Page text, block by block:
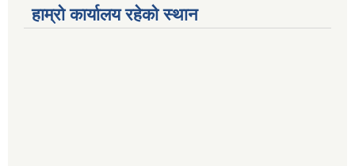
हाम्रो कार्यालय रहेको स्थान